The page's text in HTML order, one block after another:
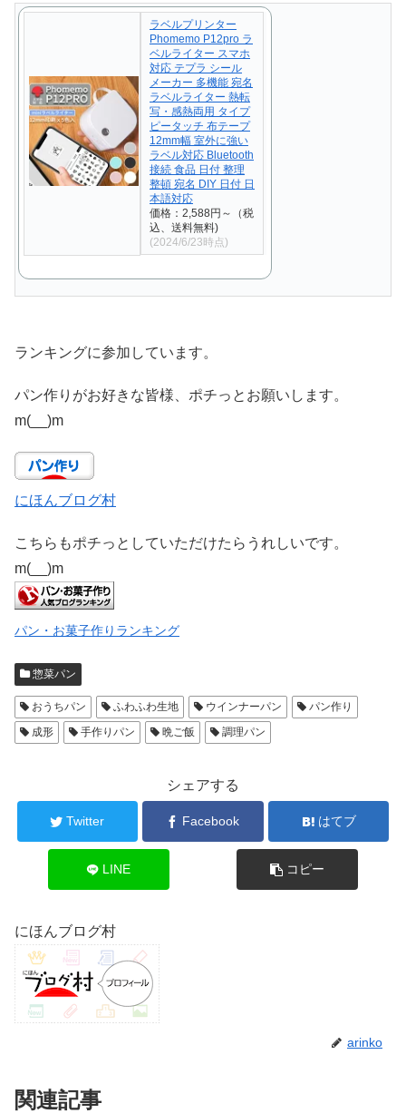
ラベルプリンター
Phomemo P12pro ラ
ベルライター スマホ
対応 テプラ シール
メーカー 多機能 宛名
ラベルライター 熱転
写・感熱両用 タイプ
ピータッチ 布テープ
12mm幅 室外に強い
ラベル対応 Bluetooth
接続 食品 日付 整理
整頓 宛名 DIY 日付 日
本語対応
価格：2,588円～（税
込、送料無料)
(2024/6/23時点)
ランキングに参加しています。
パン作りがお好きな皆様、ポチっとお願いします。
m(__)m
にほんブログ村
こちらもポチっとしていただけたらうれしいです。
m(__)m
パン・お菓子作りランキング
惣菜パン
おうちパン ふわふわ生地 ウインナーパン
パン作り
成形
手作りパン 晩ご飯 調理パン
シェアする
Twitter Facebook はてブ
LINE コピー
にほんブログ村
arinko
関連記事